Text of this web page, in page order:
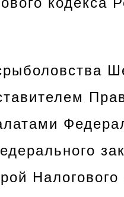
Налогового